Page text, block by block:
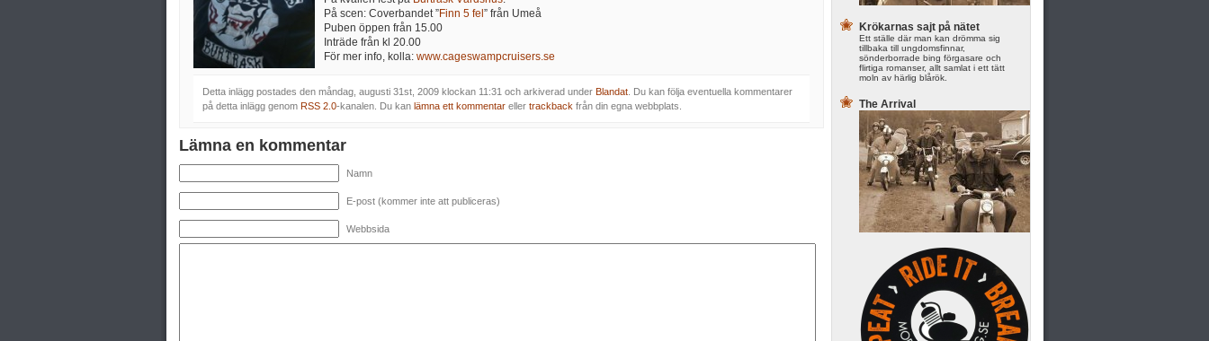
På scen: Coverbandet ”Finn 5 fel ” från Umeå
Puben öppen från 15.00
Inträde från kl 20.00
För mer info, kolla: www.cageswampcruisers.se
Detta inlägg postades den måndag, augusti 31st, 2009 klockan 11:31 och arkiverad under Blandat. Du kan följa eventuella kommentarer
på detta inlägg genom RSS 2.0-kanalen. Du kan lämna ett kommentareller trackback från din egna webbplats.
Lämna en kommentar
Namn
E-post (kommer inte att publiceras)
Webbsida
Krökarnas sajt på nätet
Ett ställe där man kan drömma sig
tillbaka till ungdomsfinnar,
sönderborrade bing förgasare och
flirtiga romanser, allt samlat i ett tätt
moln av härlig blårök.
The Arrival